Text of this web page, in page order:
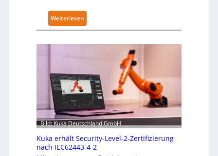
Weiterlesen
S
b
e
F
i
n
g
e
Bild: Kuka Deutschland GmbH
Kuka erhält Security-Level-2-Zertifizierung
nach IEC62443-4-2